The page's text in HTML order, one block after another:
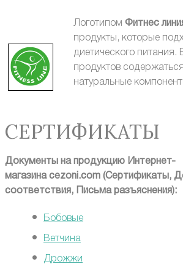
Логотипом Фитнес
продукты, которые
диетического питания.
продуктов
натуральные
СЕРТИФИКАТЫ
Документы на продукцию Интернет-
магазина cezoni.com (Сертификаты,
соответствия, Письма разъяснения):
Бобовые
Ветчина
Дрожжи